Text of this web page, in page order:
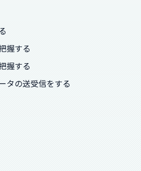
握する
握する
タの送受信をする